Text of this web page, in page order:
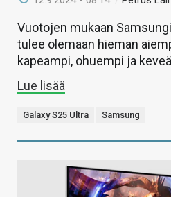
Vuotojen mukaan
tulee olemaan hieman
kapeampi, ohuempi ja
Lue lisää
Galaxy S25 Ultra Samsung